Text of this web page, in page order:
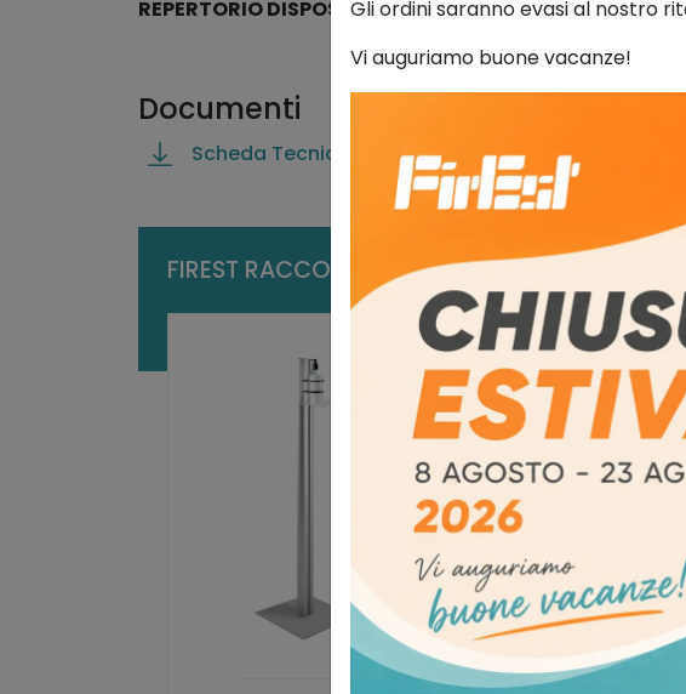
t
i
REPERTORIO DISPOSITIVI MEDICI Ministero della
Documenti
Scheda Tecnica
FIREST RACCOMANDA INOLTRE
Gli ordini saranno evasi al nostro
Vi auguriamo buone vacanze!